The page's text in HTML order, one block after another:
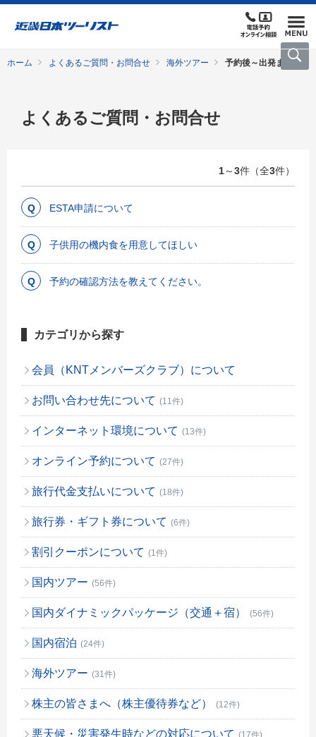
ホーム よくあるご質問・お問合せ 海外ツアー 予約後～出発まで
よくあるご質問・お問合せ
1～3件（全3件）
ESTA申請について
子供用の機内食を用意してほしい
予約の確認方法を教えてください。
カテゴリから探す
会員（KNTメンバーズクラブ）について
お問い合わせ先について (11件)
インターネット環境について (13件)
オンライン予約について (27件)
旅行代金支払いについて (18件)
旅行券・ギフト券について (6件)
割引クーポンについて (1件)
国内ツアー (56件)
国内ダイナミックパッケージ（交通＋宿） (56件)
国内宿泊 (24件)
海外ツアー (31件)
株主の皆さまへ（株主優待券など） (12件)
悪天候・災害発生時などの対応について (17件)